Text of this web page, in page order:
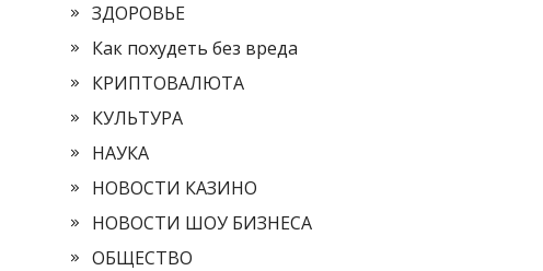
ЗДОРОВЬЕ
Как похудеть без вреда
КРИПТОВАЛЮТА
КУЛЬТУРА
НАУКА
НОВОСТИ КАЗИНО
НОВОСТИ ШОУ БИЗНЕСА
ОБЩЕСТВО